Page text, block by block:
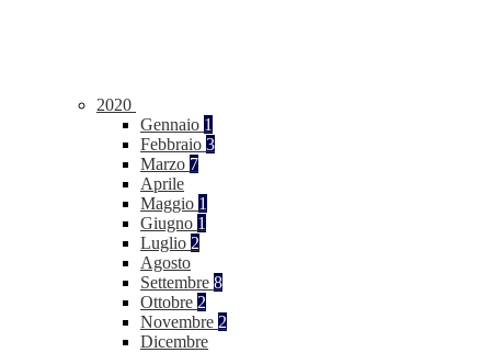
2020
Gennaio 1
Febbraio 3
Marzo 7
Aprile
Maggio 1
Giugno 1
Luglio 2
Agosto
Settembre 8
Ottobre 2
Novembre 2
Dicembre